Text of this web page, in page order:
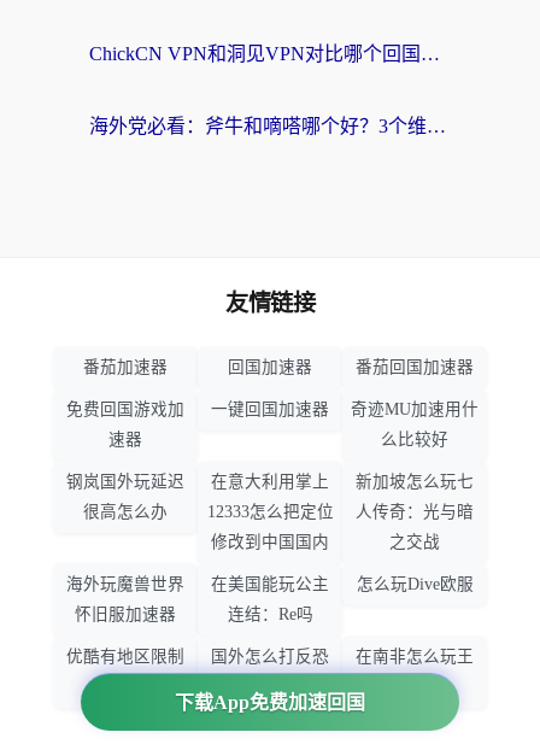
ChickCN VPN和洞见VPN对比哪个回国效果更好？海外党亲测3款加速器+避坑指南
海外党必看：斧牛和嘀嗒哪个好？3个维度教你选对回国加速器
下载App免费加速回国
友情链接
番茄加速器 回国加速器 番茄回国加速器
免费回国游戏加
速器
一键回国加速器
奇迹MU加速用什
么比较好
钢岚国外玩延迟
很高怎么办
在意大利用掌上
12333怎么把定位
修改到中国国内
新加坡怎么玩七
人传奇：光与暗
之交战
海外玩魔兽世界
怀旧服加速器
在美国能玩公主
连结：Re吗
怎么玩Dive欧服
优酷有地区限制
国外怎么打反恐
精英：全球攻势
在南非怎么玩王